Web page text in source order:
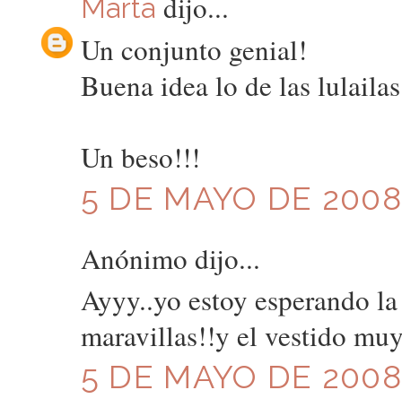
Marta
Un conjunto genial!
Buena idea lo de las
Un beso!!!
5 DE MAYO DE
Anónimo dijo...
Ayyy..yo estoy esperando
maravillas!!y el vestido
5 DE MAYO DE